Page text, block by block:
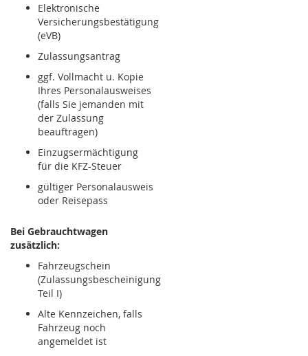
Elektronische
Versicherungsbestätigung
(eVB)
Zulassungsantrag
ggf. Vollmacht u. Kopie
Ihres Personalausweises
(falls Sie jemanden mit
der Zulassung
beauftragen)
Einzugsermächtigung
für die KFZ-Steuer
gültiger Personalausweis
oder Reisepass
Bei Gebrauchtwagen
zusätzlich:
Fahrzeugschein
(Zulassungsbescheinigung
Teil I)
Alte Kennzeichen, falls
Fahrzeug noch
angemeldet ist